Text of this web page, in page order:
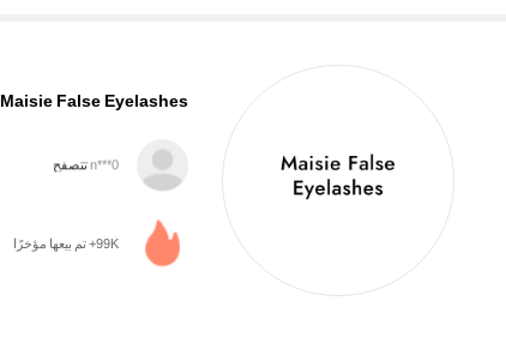
Maisie False Eyelashes
4.83
99K+ تم بيعها مؤخرًا